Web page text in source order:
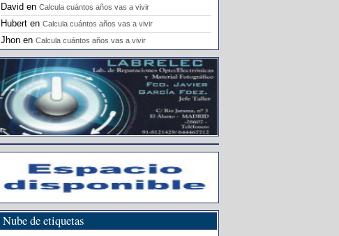
David en Calcula cuántos años vas a vivir
Hubert en Calcula cuántos años vas a vivir
Jhon en Calcula cuántos años vas a vivir
Nube de etiquetas